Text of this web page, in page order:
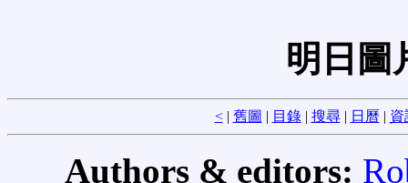
明日
<| 舊圖 | 目錄| 搜尋| 日曆 | 資
Authors & editors: